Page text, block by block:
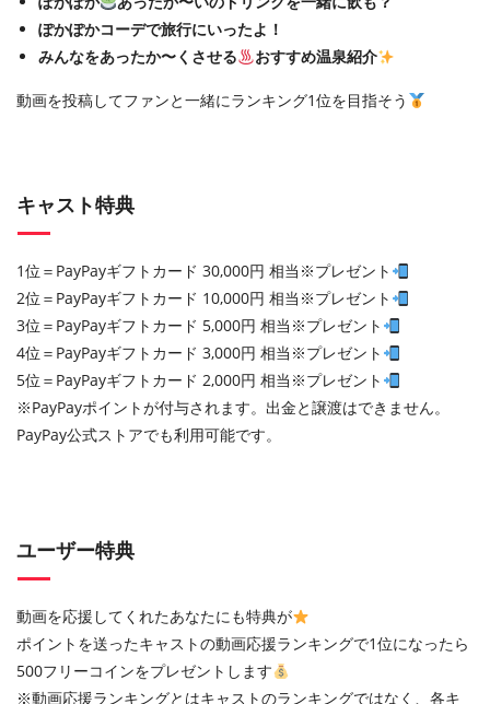
ぽかぽかコーデで旅行にいったよ！
みんなをあったか〜くさせる
おすすめ温泉紹介
動画を投稿してファンと一緒にランキング1位を目指そう
キャスト特典
1位＝PayPayギフトカード 30,000円 相当※プレゼント
2位＝PayPayギフトカード 10,000円 相当※プレゼント
3位＝PayPayギフトカード 5,000円 相当※プレゼント
4位＝PayPayギフトカード 3,000円 相当※プレゼント
5位＝PayPayギフトカード 2,000円 相当※プレゼント
※PayPayポイントが付与されます。出金と譲渡はできません。
PayPay公式ストアでも利用可能です。
ユーザー特典
動画を応援してくれたあなたにも特典が
ポイントを送ったキャストの動画応援ランキングで1位になったら
500フリーコインをプレゼントします
※動画応援ランキングとはキャストのランキングではなく、各キ